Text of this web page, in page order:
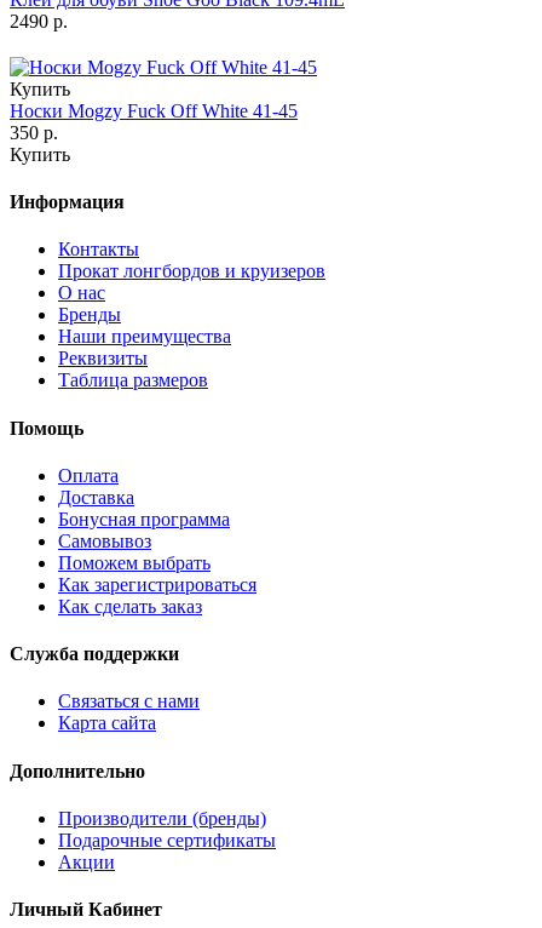
2490 р.
Купить
Носки Mogzy Fuck Off White 41-45
350 р.
Купить
Информация
Контакты
Прокат лонгбордов и круизеров
О нас
Бренды
Наши преимущества
Реквизиты
Таблица размеров
Помощь
Оплата
Доставка
Бонусная программа
Самовывоз
Поможем выбрать
Как зарегистрироваться
Как сделать заказ
Служба поддержки
Связаться с нами
Карта сайта
Дополнительно
Производители (бренды)
Подарочные сертификаты
Акции
Личный Кабинет